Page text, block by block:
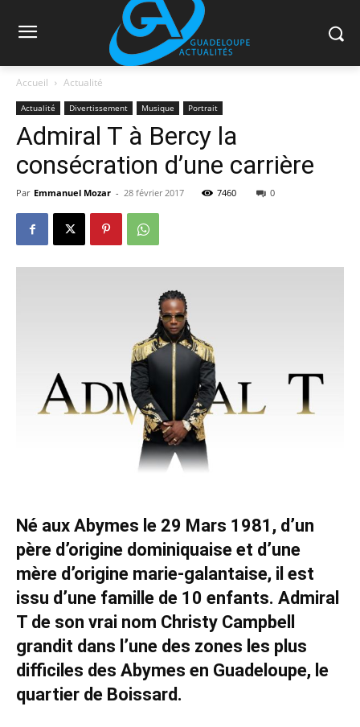
Accueil Actualité
Actualité Divertissement Musique Portrait
Admiral T à Bercy la
consécration d’une carrière
Par Emmanuel Mozar - 28 février 2017 7460 0
Né aux Abymes le 29 Mars 1981, d’un
père d’origine dominiquaise et d’une
mère d’origine marie-galantaise, il est
issu d’une famille de 10 enfants. Admiral
T de son vrai nom Christy Campbell
grandit dans l’une des zones les plus
difficiles des Abymes en Guadeloupe, le
quartier de Boissard.